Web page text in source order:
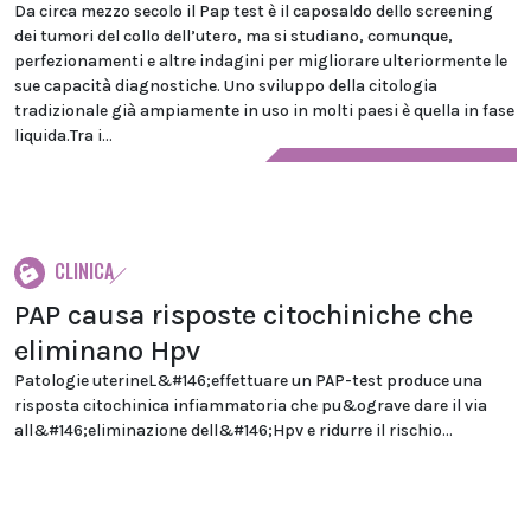
Da circa mezzo secolo il Pap test è il caposaldo dello screening
dei tumori del collo dell’utero, ma si studiano, comunque,
perfezionamenti e altre indagini per migliorare ulteriormente le
sue capacità diagnostiche. Uno sviluppo della citologia
tradizionale già ampiamente in uso in molti paesi è quella in fase
liquida.Tra i...
CLINICA
PAP causa risposte citochiniche che
eliminano Hpv
Patologie uterineL&#146;effettuare un PAP-test produce una
risposta citochinica infiammatoria che pu&ograve dare il via
all&#146;eliminazione dell&#146;Hpv e ridurre il rischio...